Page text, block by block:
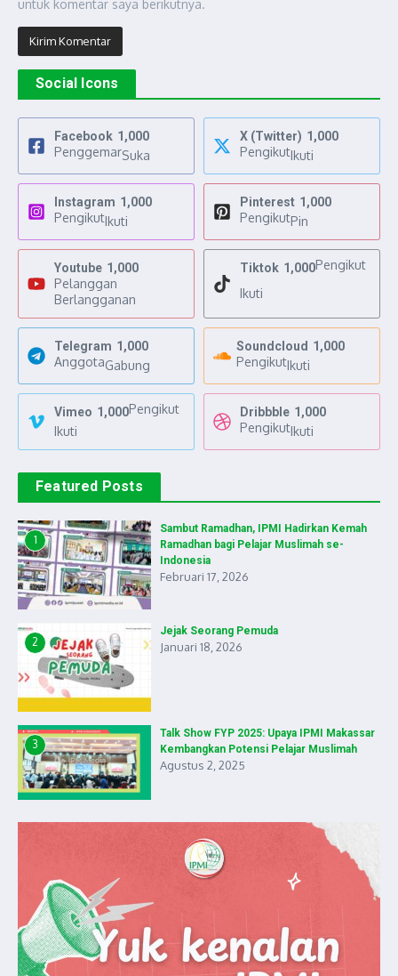
untuk komentar saya berikutnya.
Social Icons
Facebook 1,000
PenggemarSuka
X (Twitter) 1,000
PengikutIkuti
Instagram 1,000
PengikutIkuti
Pinterest 1,000
PengikutPin
Youtube 1,000
Pelanggan
Berlangganan
Tiktok 1,000Pengikut
Ikuti
Telegram 1,000
AnggotaGabung
Soundcloud 1,000
PengikutIkuti
Vimeo 1,000Pengikut
Ikuti
Dribbble 1,000
PengikutIkuti
Featured Posts
1
Sambut Ramadhan, IPMI Hadirkan Kemah
Ramadhan bagi Pelajar Muslimah se-
Indonesia
Februari 17, 2026
2
Jejak Seorang Pemuda
Januari 18, 2026
3
Talk Show FYP 2025: Upaya IPMI Makassar
Kembangkan Potensi Pelajar Muslimah
Agustus 2, 2025